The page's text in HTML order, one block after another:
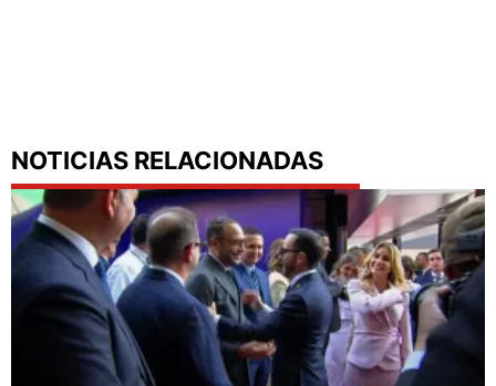
NOTICIAS RELACIONADAS